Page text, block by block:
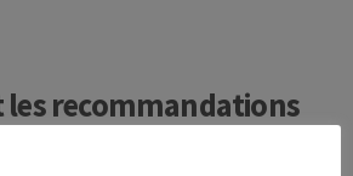
les recommandations